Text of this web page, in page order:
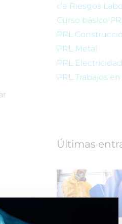
de Riesgos
Curso básico
PRL
PRL Metal
PRL Electricidad
PRL Trabajos
Últimas